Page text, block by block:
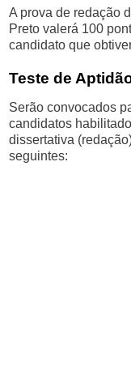
A prova de redação
Preto valerá 100
candidato que
Teste de
Serão convocados
candidatos
dissertativa
seguintes: